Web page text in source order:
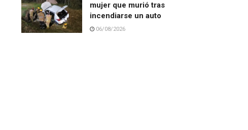
mujer que murió tras
incendiarse un auto
06/08/2026